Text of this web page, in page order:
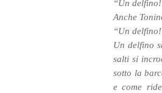
“Un
Anche
“Un
Un delfino
salti si
sotto la
e come